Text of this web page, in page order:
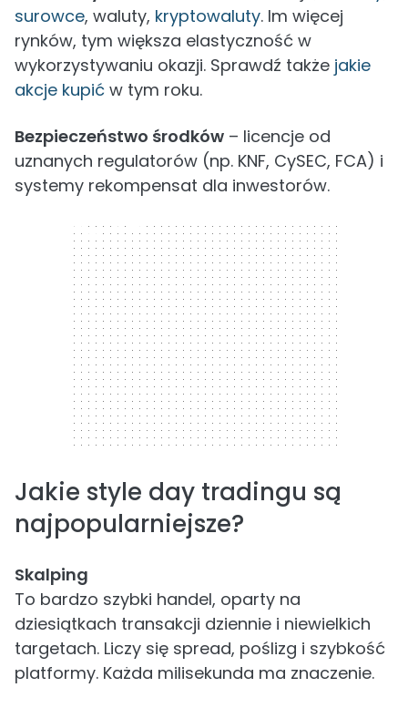
surowce, waluty, kryptowaluty. Im więcej
rynków, tym większa elastyczność w
wykorzystywaniu okazji. Sprawdź także jakie
akcje kupić w tym roku.
Bezpieczeństwo środków – licencje od
uznanych regulatorów (np. KNF, CySEC, FCA) i
systemy rekompensat dla inwestorów.
300 x 250
Jakie style day tradingu są
najpopularniejsze?
Skalping
To bardzo szybki handel, oparty na
dziesiątkach transakcji dziennie i niewielkich
targetach. Liczy się spread, poślizg i szybkość
platformy. Każda milisekunda ma znaczenie.